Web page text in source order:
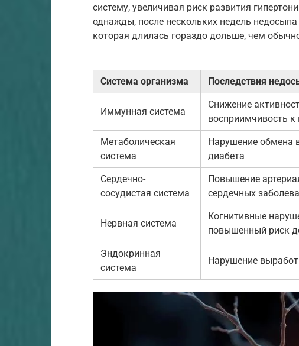
систему, увеличивая риск развития
однажды, после нескольких недель
которая длилась гораздо дольше, чем
Система организма Последствия
Иммунная система
Снижение
восприимчивость
Метаболическая
система
Нарушение обмена
диабета
Сердечно-
сосудистая система
Повышение
сердечных
Нервная система
Когнитивные
повышенный риск
Эндокринная
система
Нарушение